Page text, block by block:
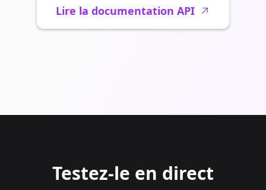
Lire la documentation API
Testez-le en direct